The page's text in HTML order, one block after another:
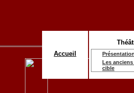
Accueil
Les anciens
cible